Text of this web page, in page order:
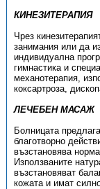
КИНЕЗИТЕРАПИЯ
Чрез
занимания или да
индивидуална
гимнастика и
механотерапия,
коксартроза,
ЛЕЧЕБЕН МАСАЖ
Болницата
благотворно
възстановява
Използваните
възстановяват
кожата и имат